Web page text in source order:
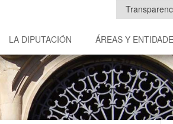
LA DIPUTACIÓN ÁREAS Y